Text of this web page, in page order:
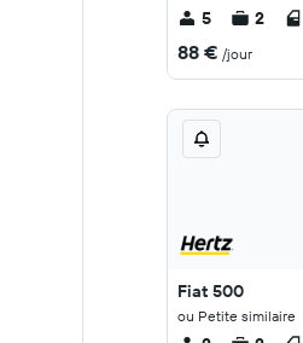
5 2
88 € /jour
Fiat 500
ou Petite similaire